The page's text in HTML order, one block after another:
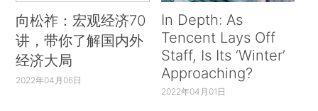
向松祚：宏观经济70
讲，带你了解国内外
经济大局
2022年04月06日
In Depth: As
Tencent Lays Off
Staff, Is Its ‘Winter’
Approaching?
2022年04月01日